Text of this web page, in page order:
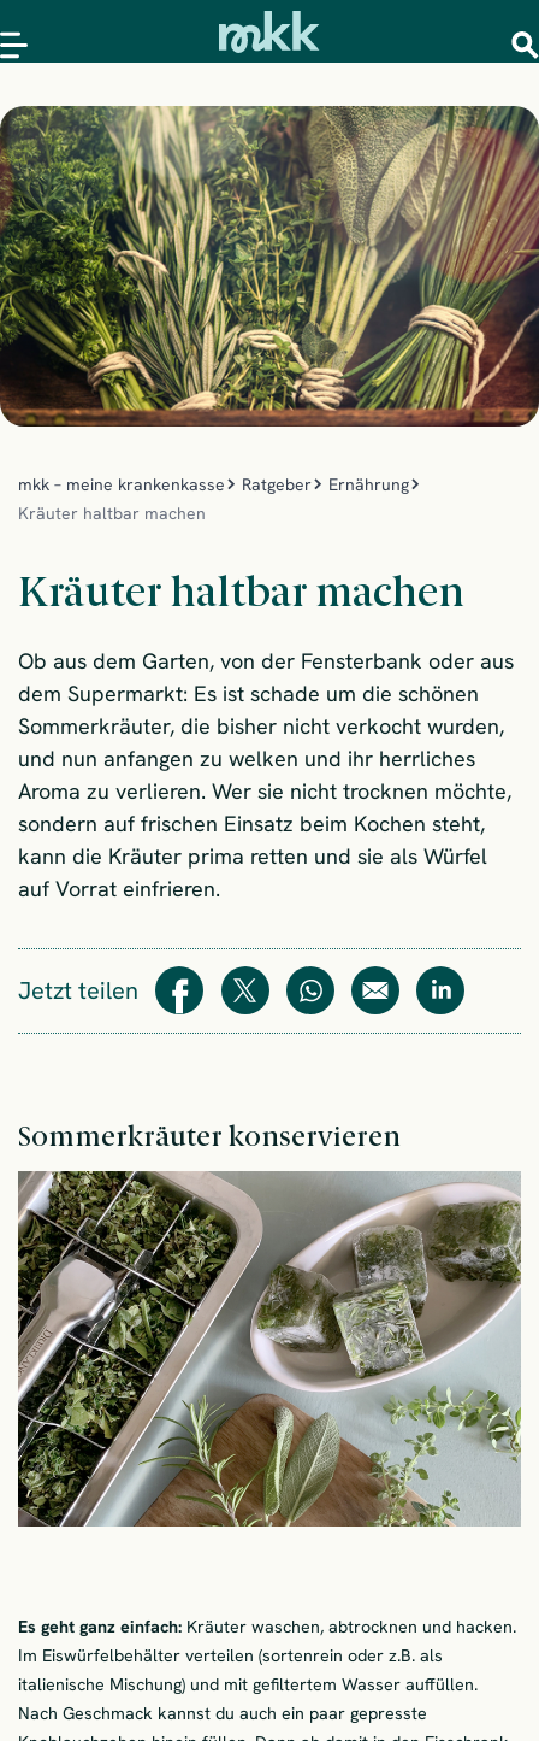
mkk – meine krankenkasse Ratgeber
Ernährung
Kräuter haltbar machen
Kräuter haltbar machen
Ob aus dem Garten, von der Fensterbank oder aus
dem Supermarkt: Es ist schade um die schönen
Sommerkräuter, die bisher nicht verkocht wurden,
und nun anfangen zu welken und ihr herrliches
Aroma zu verlieren. Wer sie nicht trocknen möchte,
sondern auf frischen Einsatz beim Kochen steht,
kann die Kräuter prima retten und sie als Würfel
auf Vorrat einfrieren.
Jetzt teilen Teilen Teilen WhatsAppE-Mail Teilen
Sommerkräuter konservieren
Es geht ganz einfach: Kräuter waschen, abtrocknen und hacken.
Im Eiswürfelbehälter verteilen (sortenrein oder z.B. als
italienische Mischung) und mit gefiltertem Wasser auffüllen.
Nach Geschmack kannst du auch ein paar gepresste